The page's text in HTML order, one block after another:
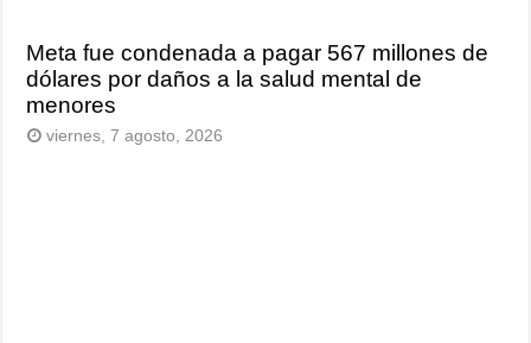
Meta fue condenada a pagar 567 millones de
dólares por daños a la salud mental de
menores
viernes, 7 agosto, 2026